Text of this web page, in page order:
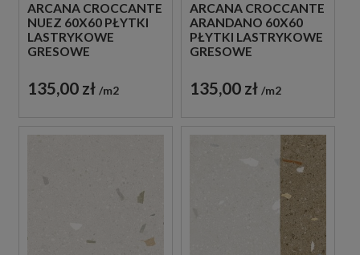
ARCANA CROCCANTE
NUEZ 60X60 PŁYTKI
LASTRYKOWE
GRESOWE
135,00 zł m2
ARCANA CROCCANTE
ARANDANO 60X60
PŁYTKI LASTRYKOWE
GRESOWE
135,00 zł m2